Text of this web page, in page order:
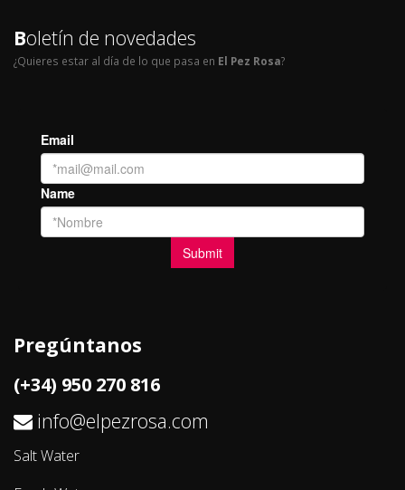
Boletín de novedades
¿Quieres estar al día de lo que pasa en El Pez Rosa?
Pregúntanos
(+34) 950 270 816
info@elpezrosa.com
Salt Water